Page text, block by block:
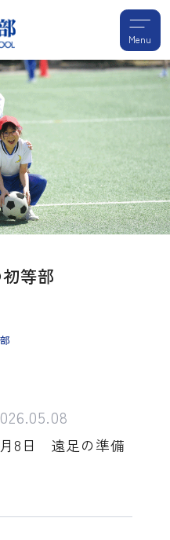
Menu
等部
8日 遠足の準備